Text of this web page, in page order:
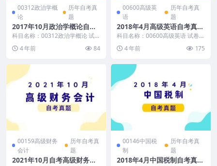
00312政治学概
论
历年自考真
题
2017年10月政治学概论自考
真题及答案
科目名称：00312政治学概论 试卷
考试政治学...
4 年前 84
00600高级英
语
历年自考真
题
2018年4月高级英语自考真题
及答案
科目名称：00600高级英语 试卷全
高级英语试...
4 年前 175
00159高级财务
会计
历年自考真
题
2021年10月自考高级财务会
00146中国税
制
历年自考真
题
2018年4月中国税制自考真题